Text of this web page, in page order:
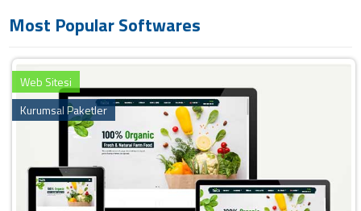
Most Popular Softwares
Web Sitesi
Kurumsal Paketler